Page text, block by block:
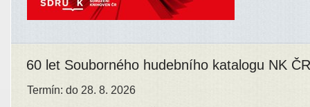
60 let Souborného hudebního katalogu NK ČR
Termín: do 28. 8. 2026